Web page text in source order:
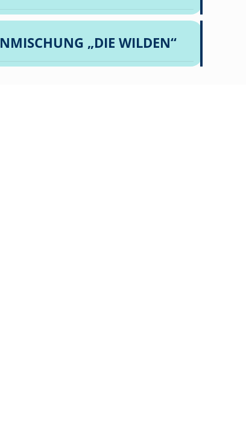
„DIE WILDEN“